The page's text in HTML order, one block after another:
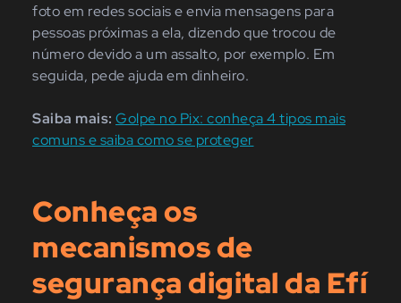
foto em redes sociais e envia mensagens para
pessoas próximas a ela, dizendo que trocou de
número devido a um assalto, por exemplo. Em
seguida, pede ajuda em dinheiro.
Saiba mais: Golpe no Pix: conheça 4 tipos mais
comuns e saiba como se proteger
Conheça os
mecanismos de
segurança digital da Efí